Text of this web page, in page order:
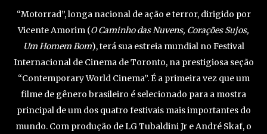
“Motorrad”, longa nacional de ação e terror, dirigido por
Vicente Amorim (O Caminho das Nuvens, Corações Sujos,
Um Homem Bom), terá sua estreia mundial no Festival
Internacional de Cinema de Toronto, na prestigiosa seção
“Contemporary World Cinema”. É a primeira vez que um
filme de gênero brasileiro é selecionado para a mostra
principal de um dos quatro festivais mais importantes do
mundo. Com produção de LG Tubaldini Jr e André Skaf, o